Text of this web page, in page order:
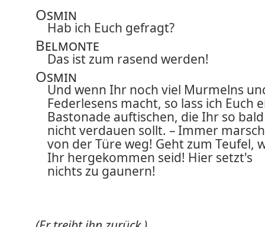
Osmin
Hab ich Euch gefragt?
Belmonte
Das ist zum rasend werden!
Osmin
Und wenn Ihr noch viel Murmelns
Federlesens macht, so lass ich Euch
Bastonade auftischen, die Ihr so bald
nicht verdauen sollt. – Immer marsch
von der Türe weg! Geht zum Teufel,
Ihr hergekommen seid! Hier setzt's
nichts zu gaunern!